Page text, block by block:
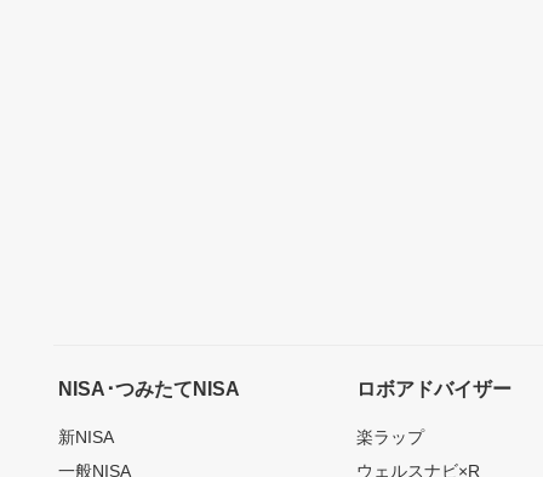
NISA･つみたてNISA
新NISA
一般NISA
ロボアドバイザー
楽ラップ
ウェルスナビ×R